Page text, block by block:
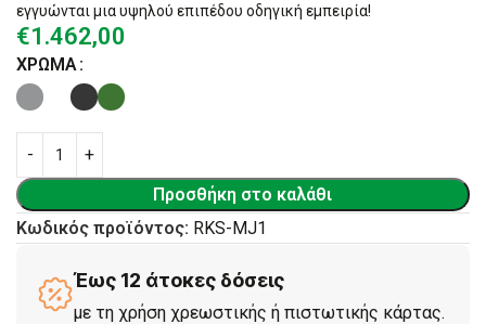
εγγυώνται μια υψηλού επιπέδου οδηγική εμπειρία!
€1.462,00
ΧΡΏΜΑ
Προσθήκη στο καλάθι
Κωδικός προϊόντος: RKS-MJ1
Έως 12 άτοκες δόσεις
με τη χρήση χρεωστικής ή πιστωτικής κάρτας.